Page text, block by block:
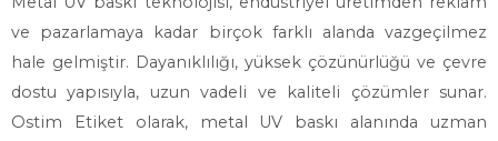
ve pazarlamaya kadar birçok farklı alanda vazgeçilmez
hale gelmiştir. Dayanıklılığı, yüksek çözünürlüğü ve çevre
dostu yapısıyla, uzun vadeli ve kaliteli çözümler sunar.
Ostim Etiket olarak, metal UV baskı alanında uzman